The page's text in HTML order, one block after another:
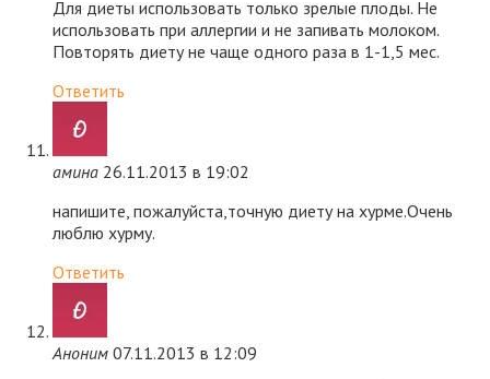
Для диеты использовать только зрелые плоды. Не
использовать при аллергии и не запивать молоком.
Повторять диету не чаще одного раза в 1-1,5 мес.
Ответить
амина 26.11.2013 в 19:02
напишите, пожалуйста,точную диету на хурме.Очень
люблю хурму.
Ответить
Аноним 07.11.2013 в 12:09